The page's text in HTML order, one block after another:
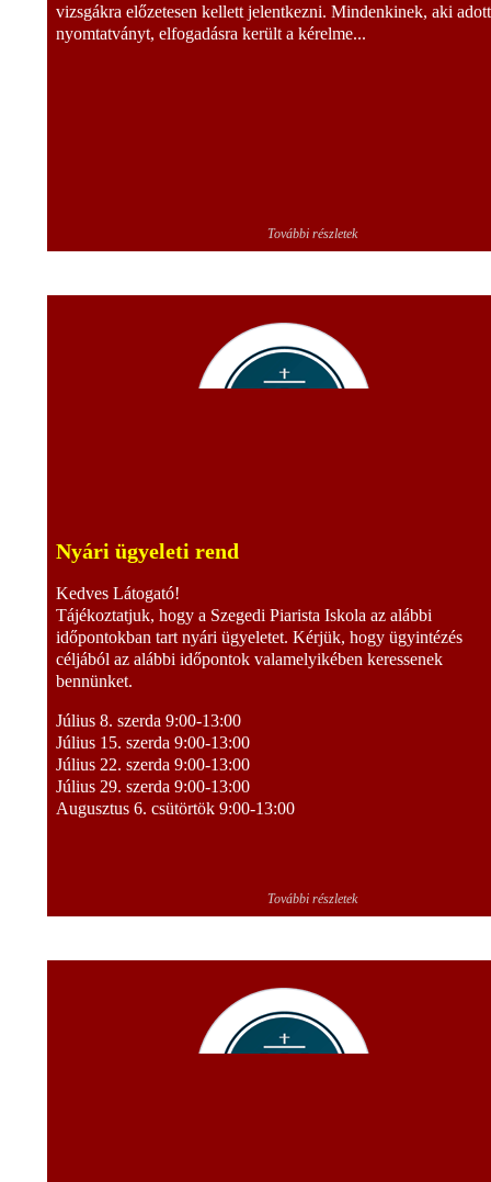
vizsgákra előzetesen kellett jelentkezni. Mindenkinek, aki
nyomtatványt, elfogadásra került a kérelme...
További részletek
Nyári ügyeleti rend
Kedves Látogató!
Tájékoztatjuk, hogy a Szegedi Piarista Iskola az alábbi
időpontokban tart nyári ügyeletet. Kérjük, hogy ügyintézés
céljából az alábbi időpontok valamelyikében keressenek
bennünket.
Július 8. szerda 9:00-13:00
Július 15. szerda 9:00-13:00
Július 22. szerda 9:00-13:00
Július 29. szerda 9:00-13:00
Augusztus 6. csütörtök 9:00-13:00
További részletek